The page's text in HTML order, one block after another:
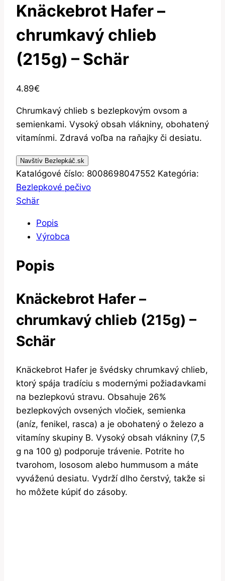
Knäckebrot Hafer –
chrumkavý chlieb
(215g) – Schär
4.89€
Chrumkavý chlieb s bezlepkovým ovsom a
semienkami. Vysoký obsah vlákniny, obohatený
vitamínmi. Zdravá voľba na raňajky či desiatu.
Navštív Bezlepkáč.sk
Katalógové číslo: 8008698047552 Kategória:
Bezlepkové pečivo
Schär
Popis
Výrobca
Popis
Knäckebrot Hafer –
chrumkavý chlieb (215g) –
Schär
Knäckebrot Hafer je švédsky chrumkavý chlieb,
ktorý spája tradíciu s modernými požiadavkami
na bezlepkovú stravu. Obsahuje 26%
bezlepkových ovsených vločiek, semienka
(aníz, fenikel, rasca) a je obohatený o železo a
vitamíny skupiny B. Vysoký obsah vlákniny (7,5
g na 100 g) podporuje trávenie. Potrite ho
tvarohom, lososom alebo hummusom a máte
vyváženú desiatu. Vydrží dlho čerstvý, takže si
ho môžete kúpiť do zásoby.